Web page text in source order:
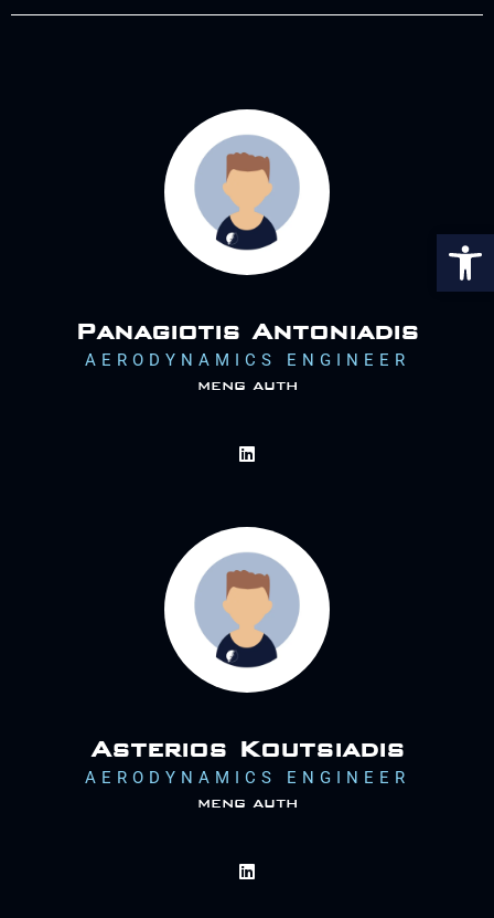
Panagiotis Antoniadis
AERODYNAMICS ENGINEER
meng auth
Asterios Koutsiadis
AERODYNAMICS ENGINEER
meng auth